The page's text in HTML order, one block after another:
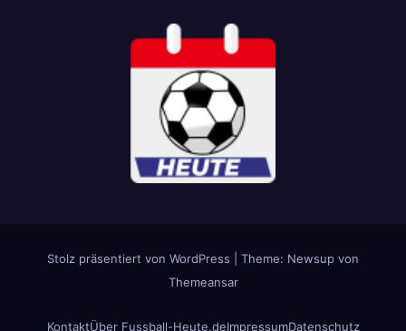
Stolz präsentiert von WordPress
Theme: Newsup von
Themeansar
KontaktÜber Fussball-Heute.deImpressumDatenschutz